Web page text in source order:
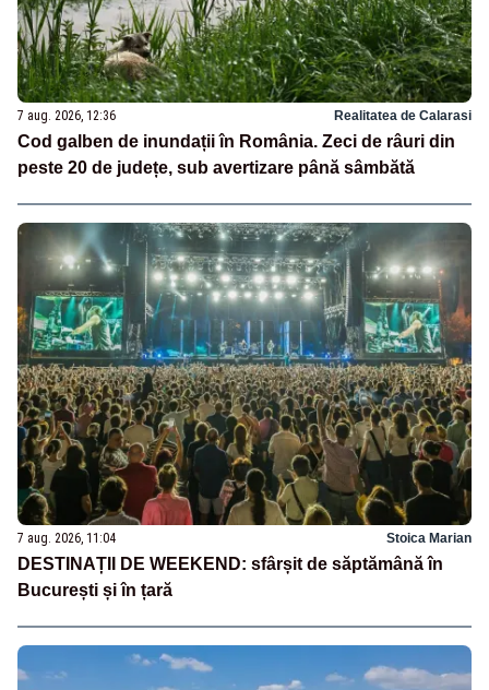
7 aug. 2026, 12:36 Realitatea de Calarasi
Cod galben de inundații în România. Zeci de râuri din
peste 20 de județe, sub avertizare până sâmbătă
7 aug. 2026, 11:04 Stoica Marian
DESTINAȚII DE WEEKEND: sfârșit de săptămână în
București și în țară